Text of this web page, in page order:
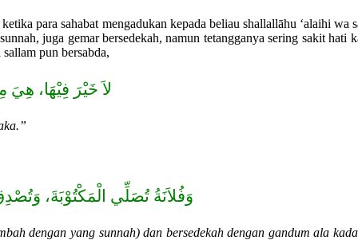
para sahabat mengadukan kepada beliau shallallāhu ‘alaihi wa
juga gemar bersedekah, namun tetangganya sering sakit hati
pun bersabda,
لاَ خَيْرَ فِيْهَا، هِيَ
وَفُلاَنَةُ تُصَلِّي الْمَكْتُوْبَةَ،
dengan yang sunnah) dan bersedekah dengan gandum ala